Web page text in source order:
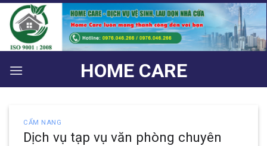
Bỏ
qua
nội
dung
HOME CARE
CẨM NANG
Dịch vụ tạp vụ văn phòng chuyên